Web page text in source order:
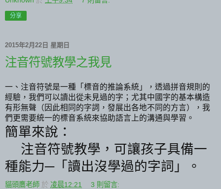
分享
2015年2月22日 星期日
注音符號教學之我見
一、注音符號是一種「標音的推論系統」，透過拼音規則的
經驗，我們可以讀出從未見過的字；尤其中國字的基本構造
有形無聲（因此相同的字詞，發展出各地不同的方言），我
們更需要統一的標音系統來協助語言上的溝通與學習。
簡單來說：
注音符號教學，可讓孩子具備一
種能力─「讀出沒學過的字詞」。
貓頭鷹老師 於 凌晨12:21 3 則留言: